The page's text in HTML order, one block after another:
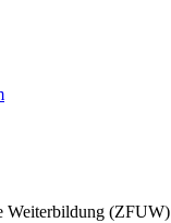
Weiterbildung (ZFUW)